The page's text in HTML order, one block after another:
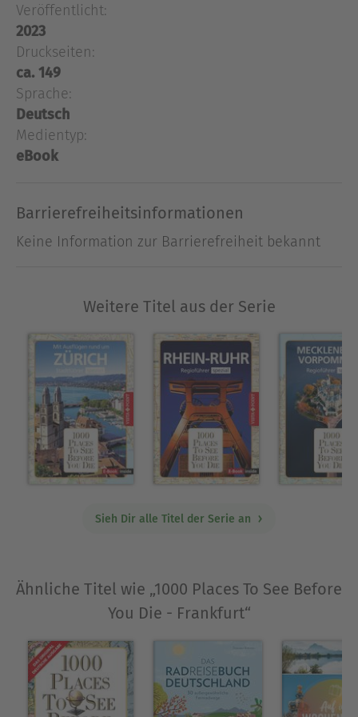
New York ist für sie ein Ort, der viel verspricht,
aber noch mehr hält.
Veröffentlicht:
2023
Druckseiten:
ca. 149
Sprache:
Deutsch
Medientyp:
eBook
Barrierefreiheitsinformationen
Keine Information zur Barrierefreiheit bekannt
Weitere Titel aus der Serie
Sieh Dir alle Titel der Serie an
Ähnliche Titel wie „1000 Places To See Before
You Die - Frankfurt“